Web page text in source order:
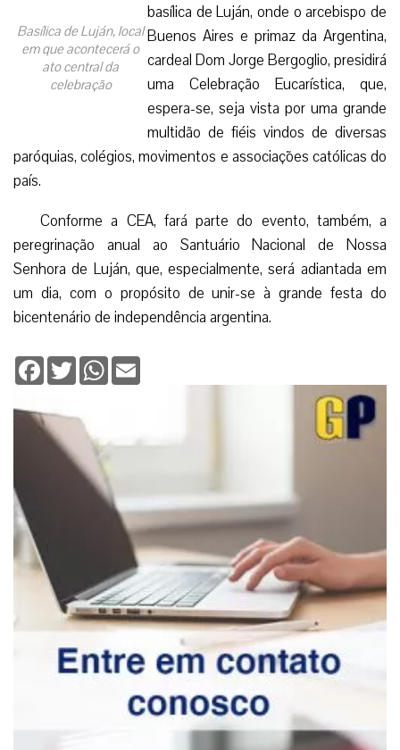
Basílica de Luján, local
em que acontecerá o
ato central da
celebração
basílica de Luján, onde o arcebispo de
Buenos Aires e primaz da Argentina,
cardeal Dom Jorge Bergoglio, presidirá
uma Celebração Eucarística, que,
espera-se, seja vista por uma grande
multidão de fiéis vindos de diversas
paróquias, colégios, movimentos e associações católicas do
país.
Conforme a CEA, fará parte do evento, também, a
peregrinação anual ao Santuário Nacional de Nossa
Senhora de Luján, que, especialmente, será adiantada em
um dia, com o propósito de unir-se à grande festa do
bicentenário de independência argentina.
Facebook
TwitterWhatsApp